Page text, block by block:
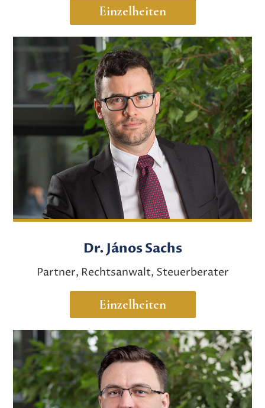
Einzelheiten
Dr. János Sachs
Partner, Rechtsanwalt, Steuerberater
Einzelheiten